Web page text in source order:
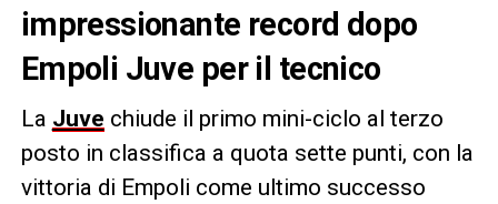
impressionante record dopo
Empoli Juve per il tecnico
La Juve chiude il primo mini-ciclo al terzo
posto in classifica a quota sette punti, con la
vittoria di Empoli come ultimo successo